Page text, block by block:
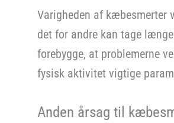
Varigheden af kæbesmerter
det for andre kan tage
forebygge, at problemerne
fysisk aktivitet vigtige
Anden årsag til